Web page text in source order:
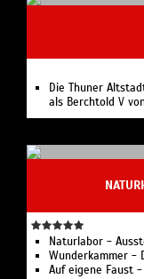
Die Thuner
als Berchtold V
Naturlabor -
Wunderkammer -
Auf eigene Faust